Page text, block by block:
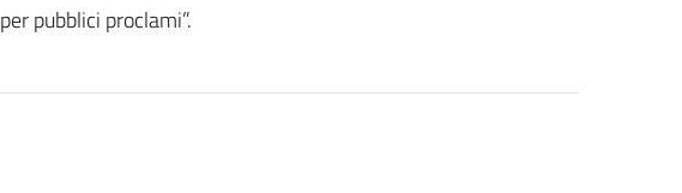
pubblici proclami”.